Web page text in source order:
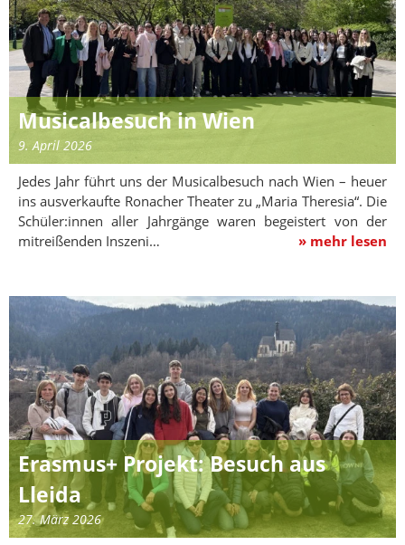
Musicalbesuch in Wien
9. April 2026
Jedes Jahr führt uns der Musicalbesuch nach Wien – heuer
ins ausverkaufte Ronacher Theater zu „Maria Theresia“. Die
Schüler:innen aller Jahrgänge waren begeistert von der
mitreißenden Inszeni…
» mehr lesen
Erasmus+ Projekt: Besuch aus
Lleida
27. März 2026